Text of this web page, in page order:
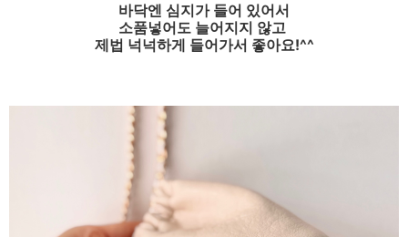
바닥엔 심지가 들어 있어서
소품넣어도 늘어지지 않고
제법 넉넉하게 들어가서 좋아요!^^